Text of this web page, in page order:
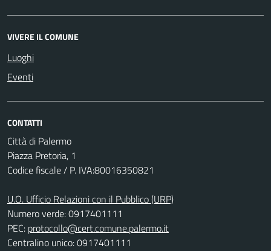
VIVERE IL COMUNE
Luoghi
Eventi
CONTATTI
Città di Palermo
Piazza Pretoria, 1
Codice fiscale / P. IVA:80016350821
U.O. Ufficio Relazioni con il Pubblico (URP)
Numero verde: 0917401111
PEC: protocollo@cert.comune.palermo.it
Centralino unico: 0917401111